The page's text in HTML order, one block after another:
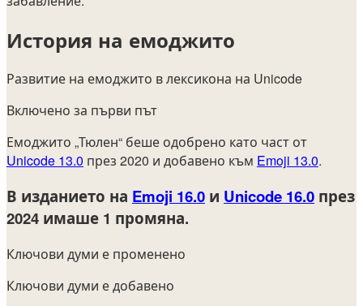
История на емоджито
Развитие на емоджито в лексикона на Unicode
Включено за първи път
Емоджито „Тюлен“ беше одобрено като част от
Unicode 13.0 през 2020 и добавено към Emoji 13.0.
В изданието на Emoji 16.0 и Unicode 16.0 през
2024 имаше 1 промяна.
Ключови думи е променено
Ключови думи е добавено